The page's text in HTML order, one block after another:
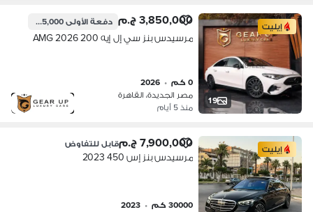
19
إيليت 3,850,000 ج.م دفعة الأولى1,155,000 ج.م
مرسيدس بنز سي إل إيه 200 2026 AMG
0 كم •
2026
مصر الجديدة، القاهرة
منذ 5 أيام
إيليت 7,900,000 ج.م قابل للتفاوض
مرسيدس بنز إس 450 2023
30000 كم •
2023